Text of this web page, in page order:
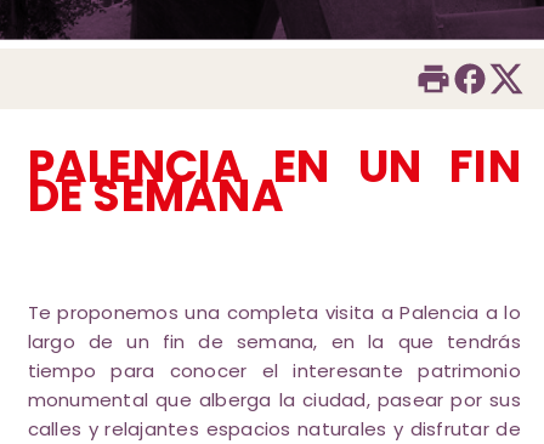
PALENCIA EN UN FIN
DE SEMANA
Te proponemos una completa visita a Palencia a lo
largo de un fin de semana, en la que tendrás
tiempo para conocer el interesante patrimonio
monumental que alberga la ciudad, pasear por sus
calles y relajantes espacios naturales y disfrutar de